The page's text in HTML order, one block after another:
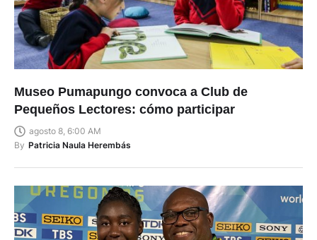
Museo Pumapungo convoca a Club de
Pequeños Lectores: cómo participar
agosto 8, 6:00 AM
By Patricia Naula Herembás